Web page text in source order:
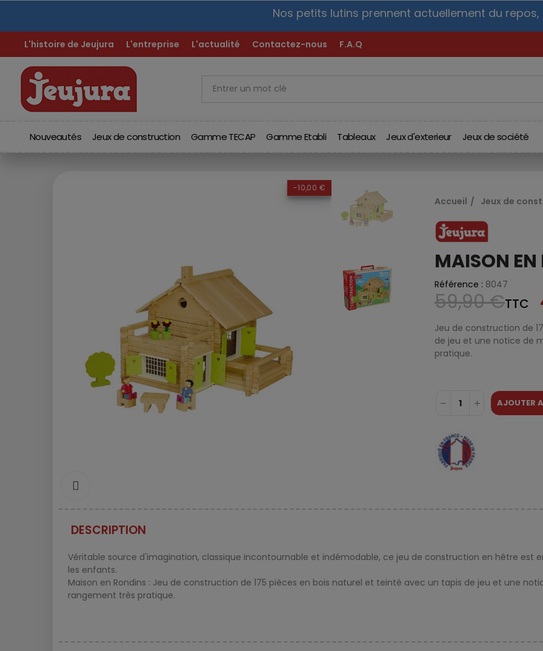
Nos petits lutins prennent actuellement du repos,vo
L'histoire de Jeujura L'entreprise L'actualité Contactez-nous F.A.Q
Nouveautés Jeux de construction Gamme TECAP Gamme Etabli Tableaux Jeux d'exterieur Jeux de société
-10,00 €
Accueil Jeux de
MAISON EN
Référence : 8047
59,90 €TTC
Jeu de construction de
de jeu et une notice de
pratique.
AJOUTER
DESCRIPTION
Véritable source d'imagination, classique incontournable et indémodable, ce jeu de construction en hêtre est
les enfants.
Maison en Rondins : Jeu de construction de 175 pièces en bois naturel et teinté avec un tapis de jeu et une
rangement très pratique.